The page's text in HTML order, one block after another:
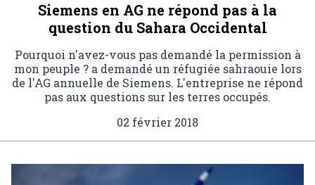
Siemens en AG ne répond pas à la
question du Sahara Occidental
Pourquoi n'avez-vous pas demandé la permission à
mon peuple ? a demandé un réfugiée sahraouie lors
de l'AG annuelle de Siemens. L'entreprise ne répond
pas aux questions sur les terres occupés.
02 février 2018